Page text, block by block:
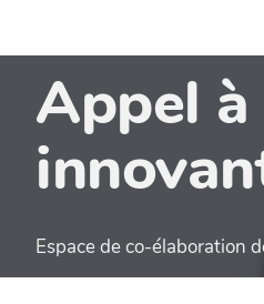
Appel
Espace de co-élaboration